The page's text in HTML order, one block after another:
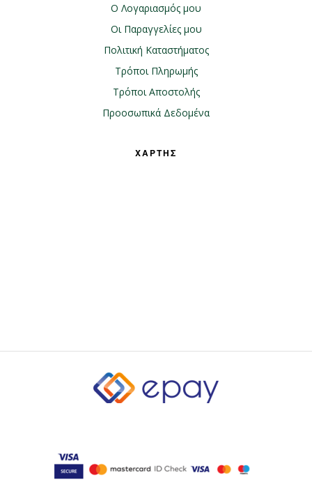
Ο Λογαριασμός μου
Οι Παραγγελίες μου
Πολιτική Καταστήματος
Τρόποι Πληρωμής
Τρόποι Αποστολής
Προοσωπικά Δεδομένα
ΧΑΡΤΗΣ